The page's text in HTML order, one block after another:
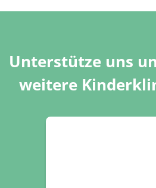
Unterstütze uns
weitere